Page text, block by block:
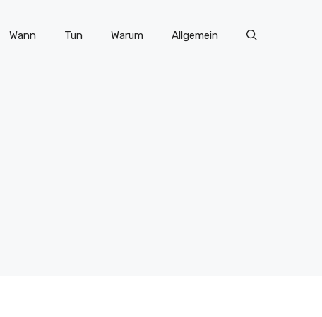
Wann Tun Warum Allgemein